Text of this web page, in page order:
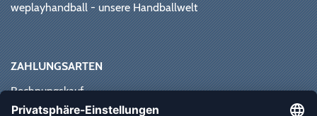
weplayhandball - unsere Handballwelt
ZAHLUNGSARTEN
Rechnungskauf
Paypal